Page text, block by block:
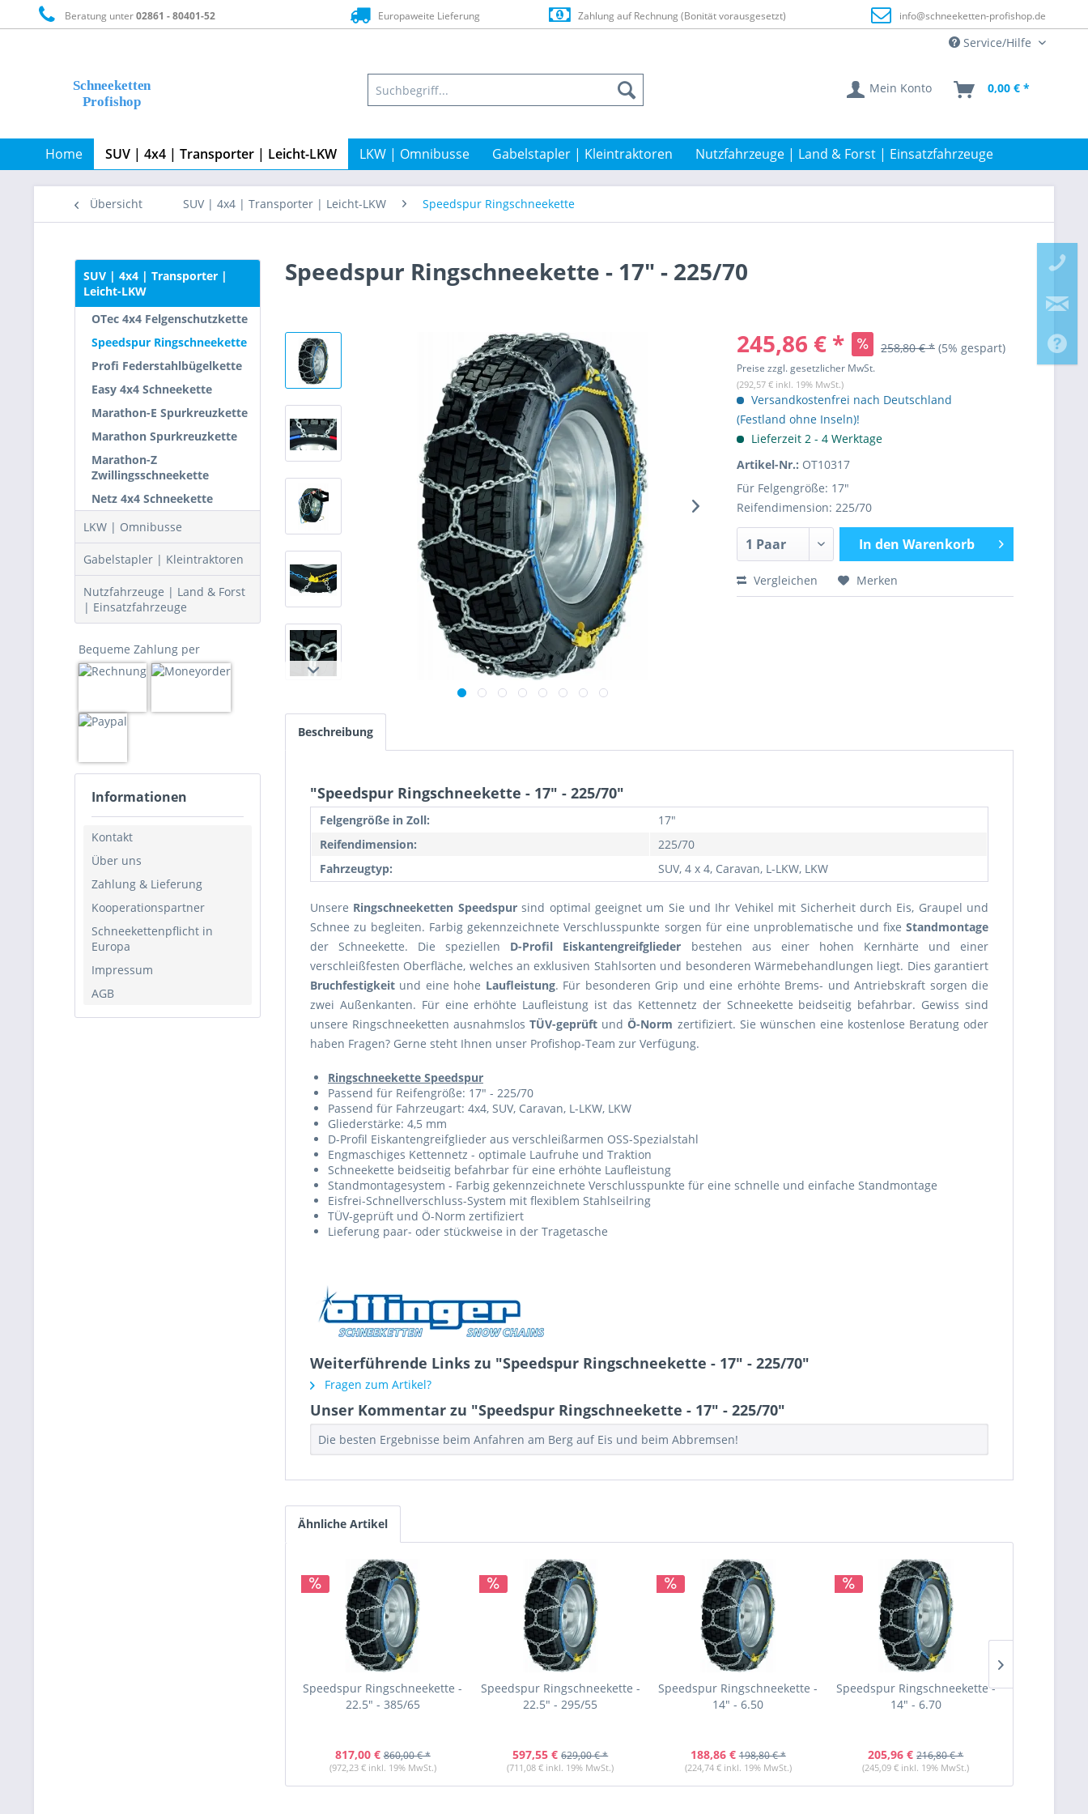
Beratung unter02861 - 80401-52 Europaweite Lieferung Zahlung auf Rechnung (Bonität vorausgesetzt) info@schneeketten-profishop.de
Service/Hilfe
Mein Konto 0,00 € *
Home SUV | 4x4 | Transporter | Leicht-LKW LKW | Omnibusse Gabelstapler | Kleintraktoren Nutzfahrzeuge | Land & Forst | Einsatzfahrzeuge
Übersicht SUV | 4x4 | Transporter | Leicht-LKW Speedspur Ringschneekette
SUV | 4x4 | Transporter |
Leicht-LKW
OTec 4x4 Felgenschutzkette
Speedspur Ringschneekette
Profi Federstahlbügelkette
Easy 4x4 Schneekette
Marathon-E Spurkreuzkette
Marathon Spurkreuzkette
Marathon-Z
Zwillingsschneekette
Netz 4x4 Schneekette
LKW | Omnibusse
Gabelstapler | Kleintraktoren
Nutzfahrzeuge | Land & Forst
| Einsatzfahrzeuge
Bequeme Zahlung per
Informationen
Kontakt
Über uns
Zahlung & Lieferung
Kooperationspartner
Schneekettenpflicht in
Europa
Impressum
AGB
Speedspur Ringschneekette - 17" - 225/70
245,86 € * 258,80 € * (5% gespart)
Preise zzgl. gesetzlicher MwSt.
(292,57 € inkl. 19% MwSt.)
Versandkostenfrei nach Deutschland
(Festland ohne Inseln)!
Lieferzeit 2 - 4 Werktage
Artikel-Nr.: OT10317
Für Felgengröße: 17"
Reifendimension: 225/70
In den Warenkorb
Vergleichen Merken
Beschreibung
"Speedspur Ringschneekette - 17" - 225/70"
Felgengröße in Zoll:
17"
Reifendimension:
225/70
Fahrzeugtyp:
SUV, 4 x 4, Caravan, L-LKW, LKW
Unsere Ringschneeketten Speedspursind optimal geeignet um Sie und Ihr Vehikel mit Sicherheit durch Eis, Graupel und
Schnee zu begleiten. Farbig gekennzeichnete Verschlusspunkte sorgen für eine unproblematische und fixe Standmontage
der Schneekette. Die speziellen D-Profil Eiskantengreifglieder bestehen aus einer hohen Kernhärte und einer
verschleißfesten Oberfläche, welches an exklusiven Stahlsorten und besonderen Wärmebehandlungen liegt. Dies garantiert
Bruchfestigkeit und eine hohe Laufleistung. Für besonderen Grip und eine erhöhte Brems- und Antriebskraft sorgen die
zwei Außenkanten. Für eine erhöhte Laufleistung ist das Kettennetz der Schneekette beidseitig befahrbar. Gewiss sind
unsere Ringschneeketten ausnahmslosTÜV-geprüft undÖ-Norm zertifiziert. Sie wünschen eine kostenlose Beratung oder
haben Fragen? Gerne steht Ihnen unser Profishop-Team zur Verfügung.
Ringschneekette Speedspur
Passend für Reifengröße: 17" - 225/70
Passend für Fahrzeugart: 4x4, SUV, Caravan, L-LKW, LKW
Gliederstärke: 4,5 mm
D-Profil Eiskantengreifglieder aus verschleißarmen OSS-Spezialstahl
Engmaschiges Kettennetz - optimale Laufruhe und Traktion
Schneekette beidseitig befahrbar für eine erhöhte Laufleistung
Standmontagesystem - Farbig gekennzeichnete Verschlusspunkte für eine schnelle und einfache Standmontage
Eisfrei-Schnellverschluss-System mit flexiblem Stahlseilring
TÜV-geprüft und Ö-Norm zertifiziert
Lieferung paar- oder stückweise in der Tragetasche
Weiterführende Links zu "Speedspur Ringschneekette - 17" - 225/70"
Fragen zum Artikel?
Unser Kommentar zu "Speedspur Ringschneekette - 17" - 225/70"
Die besten Ergebnisse beim Anfahren am Berg auf Eis und beim Abbremsen!
Ähnliche Artikel
Speedspur Ringschneekette -
22.5" - 385/65
817,00 € 860,00 € *
(972,23 € inkl. 19% MwSt.)
Speedspur Ringschneekette -
22.5" - 295/55
597,55 € 629,00 € *
(711,08 € inkl. 19% MwSt.)
Speedspur Ringschneekette -
14" - 6.50
188,86 € 198,80 € *
(224,74 € inkl. 19% MwSt.)
Speedspur Ringschneekette -
14" - 6.70
205,96 € 216,80 € *
(245,09 € inkl. 19% MwSt.)